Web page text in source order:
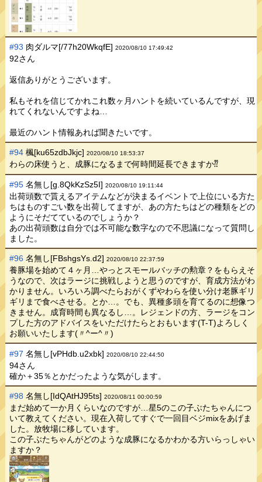
#93 肉ダルマ[/77h20WkqfE]2020/08/10 17:49:42
92さん
返信ありがとうございます。
私もそれを信じてかれこれ数ヶ月ハントを続いているんですが、現
れてくれないんですよね…
最近のハント情報あれば聞きたいです。
#94 楓[ku65zdbJkjc]2020/08/10 18:53:37
わらの床使うと、成豚になるまで何時間延長できますか⁇
#95 名無し[g.8QkKzSz5I]2020/08/10 19:11:44
出荷頭数で貰えるアイテムなどが決まるイベントで上位にいる方た
ちはものすごい数を出荷してますが、あの方たちはどの種類をどの
ようにそだてているのでしょうか？
あの出荷頭数は自分では不可能な数字なので不思議になって質問し
ました。
#96 名無し[FBshgsYs.d2]2020/08/10 22:37:59
養豚場を始めて４ヶ月…やっとスモールバッチの勲章？をもらえそ
うなので、次はラージに挑戦しようと思うのですが、育成方法がわ
かりません。いろいろ調べたらおがくずやわらを使い分け老豚ギリ
ギリまで食べさせる。とか…。でも、異種多頭を育てるのに想像つ
きません。成育時間も異なるし…。レジェンドの方、ラージをコン
プした方のアドバイスをいただけたらとおもいます(T-T)よろしく
お願いいたします(〃^ー^〃)
#97 名無し[vPHdb.u2xbk]2020/08/10 22:44:50
94さん
確か＋35％とかだったような気がします。
#98 名無し[IdQAtHJ95ts]2020/08/11 00:00:59
まだ始めて一か月くらいなのですが…星5のこの子ぶたちゃんにつ
いて教えてください。現在入荷してすぐで一回目ベジmixをあげま
した。放牧場に移しています。
この子ぶたちゃんがどのような成豚になるかわかる方いらっしゃい
ますか？